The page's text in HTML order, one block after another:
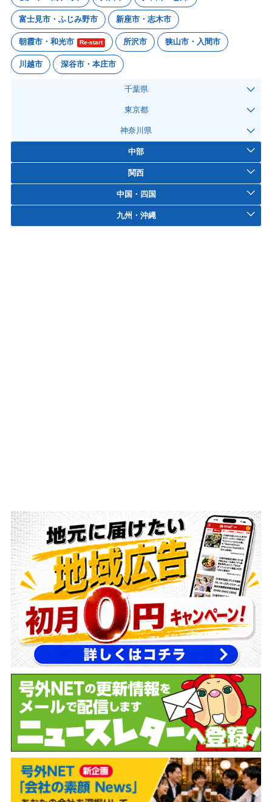
富士見市・ふじみ野市 新座市・志木市
朝霞市・和光市 Re-start 所沢市 狭山市・入間市
川越市 深谷市・本庄市
千葉県
東京都
神奈川県
中部
関西
中国・四国
九州・沖縄